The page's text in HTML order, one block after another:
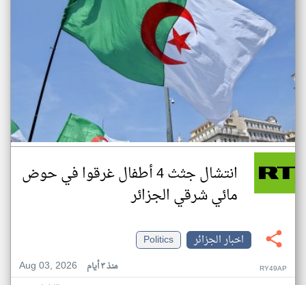
انتشال جثث 4 أطفال غرقوا في حوض
مائي شرقي الجزائر
اخبار الجزائر
Politics
Aug 03, 2026
منذ ٣ أيام RY49AP